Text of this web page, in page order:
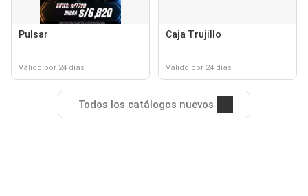
Pulsar
Válido por 24 días
Caja Trujillo
Válido por 24 días
Todos los catálogos nuevos